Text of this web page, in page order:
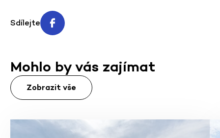
Sdílejte
Mohlo by vás zajímat
Zobrazit vše